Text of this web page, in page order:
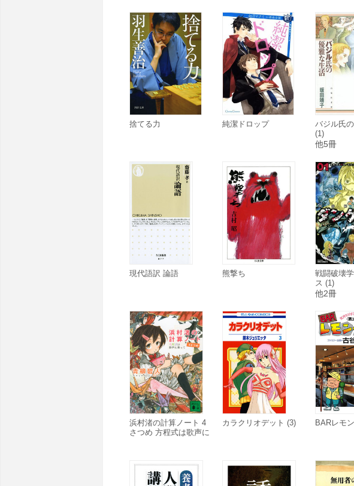
捨てる力 純潔ドロップ
バジル氏
(1)
他5冊
現代語訳 論語 熊撃ち
戦闘破壊
ス (1)
他2冊
浜村渚の計算ノート 4
さつめ 方程式は歌声に
カラクリオデット (3) BARレモ